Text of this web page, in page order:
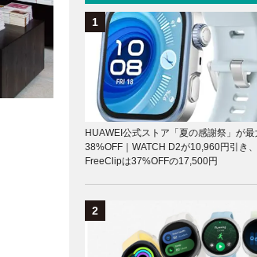
HUAWEI公式ストア「夏の感謝祭」が最
38%OFF｜WATCH D2が10,960円引き、
FreeClipは37%OFFの17,500円